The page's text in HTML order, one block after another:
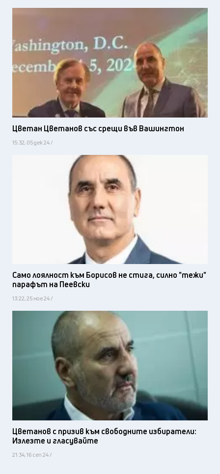
Цветан Цветанов със срещи във Вашингтон
15:32, 05 дек 24 /
Само лоялност към Борисов не стига, силно "тежи"
парафът на Пеевски
13:22, 25 ное 24 /
Цветанов с призив към свободните избиратели:
Излезте и гласувайте
21:34, 16 сеп 24 /